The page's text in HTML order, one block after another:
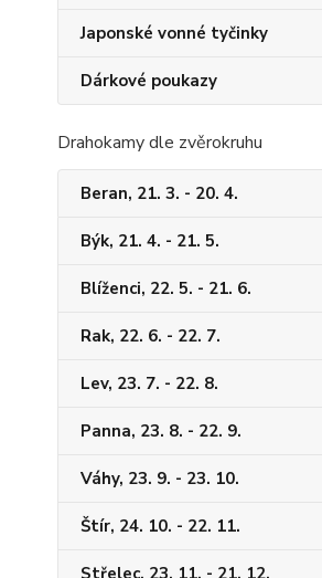
Japonské vonné tyčinky
Dárkové poukazy
Drahokamy dle zvěrokruhu
Beran, 21. 3. - 20. 4.
Býk, 21. 4. - 21. 5.
Blíženci, 22. 5. - 21. 6.
Rak, 22. 6. - 22. 7.
Lev, 23. 7. - 22. 8.
Panna, 23. 8. - 22. 9.
Váhy, 23. 9. - 23. 10.
Štír, 24. 10. - 22. 11.
Střelec, 23. 11. - 21. 12.